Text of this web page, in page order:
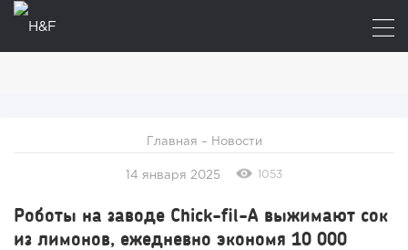
Главная – Новости
14 января 2025 1053
Роботы на заводе Chick-fil-A выжимают сок
из лимонов, ежедневно экономя 10 000